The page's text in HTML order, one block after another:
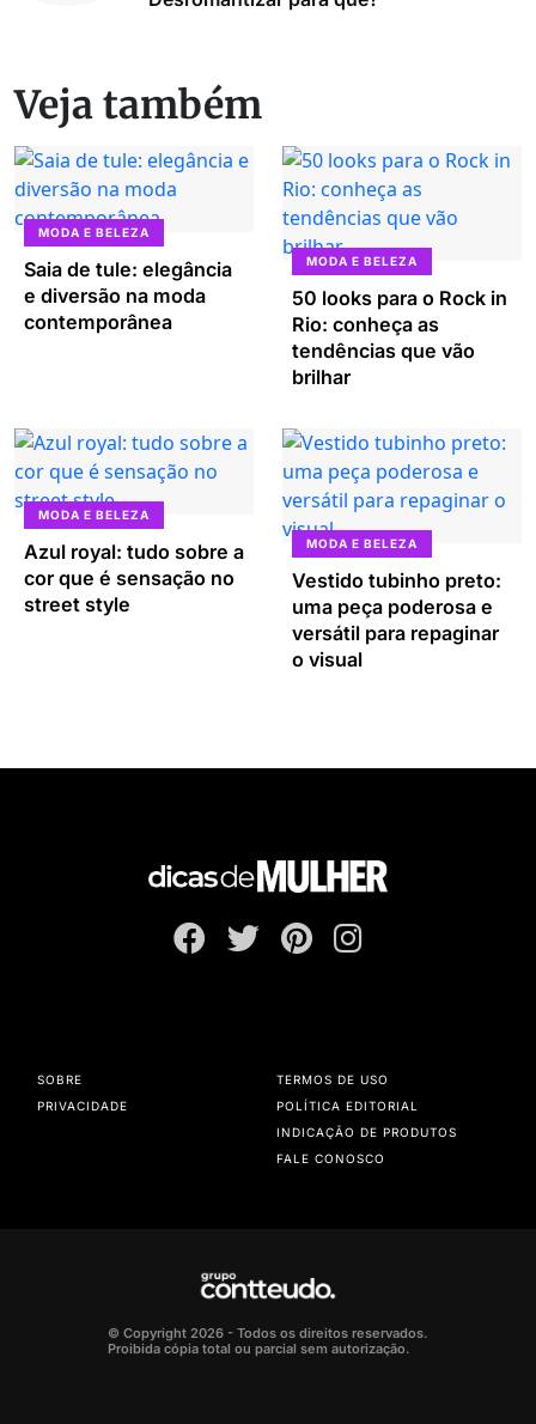
Veja também
MODA E BELEZA
Saia de tule: elegância
e diversão na moda
contemporânea
MODA E BELEZA
50 looks para o Rock in
Rio: conheça as
tendências que vão
brilhar
MODA E BELEZA
Azul royal: tudo sobre a
cor que é sensação no
street style
MODA E BELEZA
Vestido tubinho preto:
uma peça poderosa e
versátil para repaginar
o visual
SOBRE
PRIVACIDADE
TERMOS DE USO
POLÍTICA EDITORIAL
INDICAÇÃO DE PRODUTOS
FALE CONOSCO
© Copyright 2026 - Todos os direitos reservados.
Proibida cópia total ou parcial sem autorização.